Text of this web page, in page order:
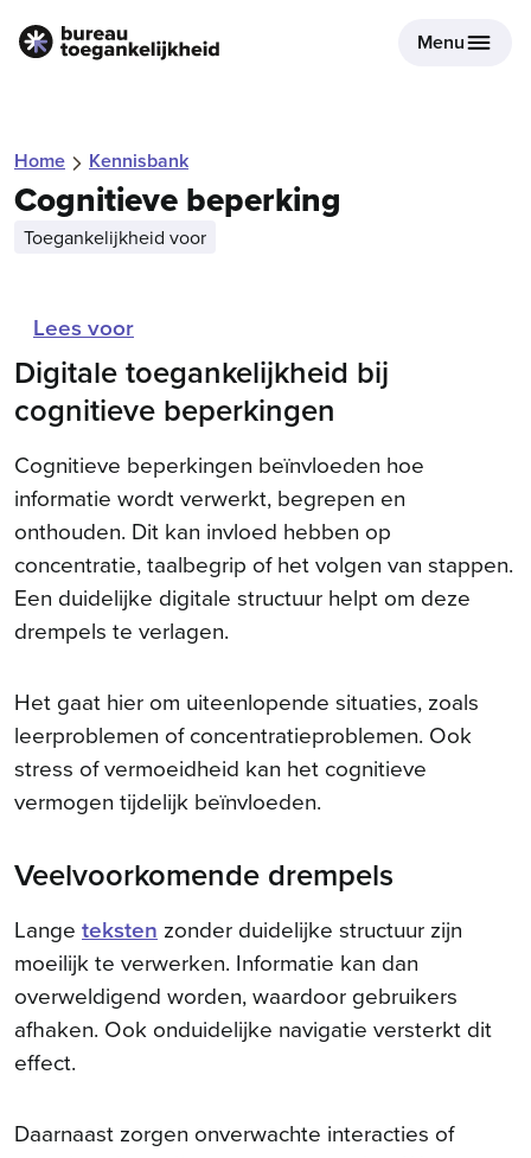
Menu
Home Kennisbank
Cognitieve beperking
Toegankelijkheid voor
Lees voor
Digitale toegankelijkheid bij
cognitieve beperkingen
Cognitieve beperkingen beïnvloeden hoe
informatie wordt verwerkt, begrepen en
onthouden. Dit kan invloed hebben op
concentratie, taalbegrip of het volgen van stappen.
Een duidelijke digitale structuur helpt om deze
drempels te verlagen.
Het gaat hier om uiteenlopende situaties, zoals
leerproblemen of concentratieproblemen. Ook
stress of vermoeidheid kan het cognitieve
vermogen tijdelijk beïnvloeden.
Veelvoorkomende drempels
Lange teksten zonder duidelijke structuur zijn
moeilijk te verwerken. Informatie kan dan
overweldigend worden, waardoor gebruikers
afhaken. Ook onduidelijke navigatie versterkt dit
effect.
Daarnaast zorgen onverwachte interacties of